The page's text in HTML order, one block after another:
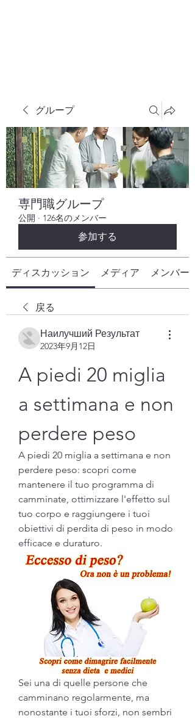
グループ
専門職グループ
公開 · 126名のメンバー
参加する
ディスカッション メディア メンバー
戻る
Наилучший Результат
2023年9月12日
A piedi 20 miglia
a settimana e non
perdere peso
A piedi 20 miglia a settimana e non
perdere peso: scopri come
mantenere il tuo programma di
camminate, ottimizzare l'effetto sul
tuo corpo e raggiungere i tuoi
obiettivi di perdita di peso in modo
efficace e duraturo.
Sei una di quelle persone che
camminano regolarmente, ma
nonostante i tuoi sforzi, non sembri